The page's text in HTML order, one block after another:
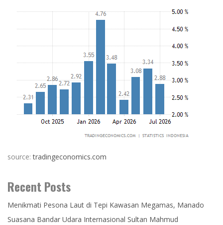
source:tradingeconomics.com
Recent Posts
Menikmati Pesona Laut di Tepi Kawasan Megamas, Manado
Suasana Bandar Udara Internasional Sultan Mahmud